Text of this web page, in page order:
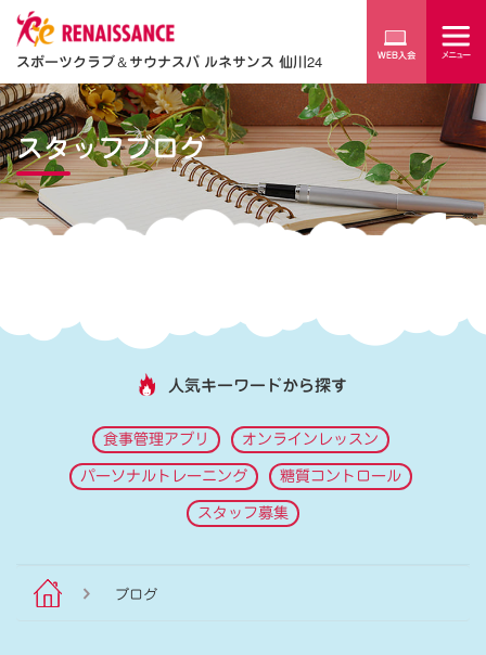
スポーツクラブ＆サウナスパ ルネサンス 仙川24
スタッフブログ
人気キーワードから探す
食事管理アプリ オンラインレッスン
パーソナルトレーニング 糖質コントロール
スタッフ募集
ブログ